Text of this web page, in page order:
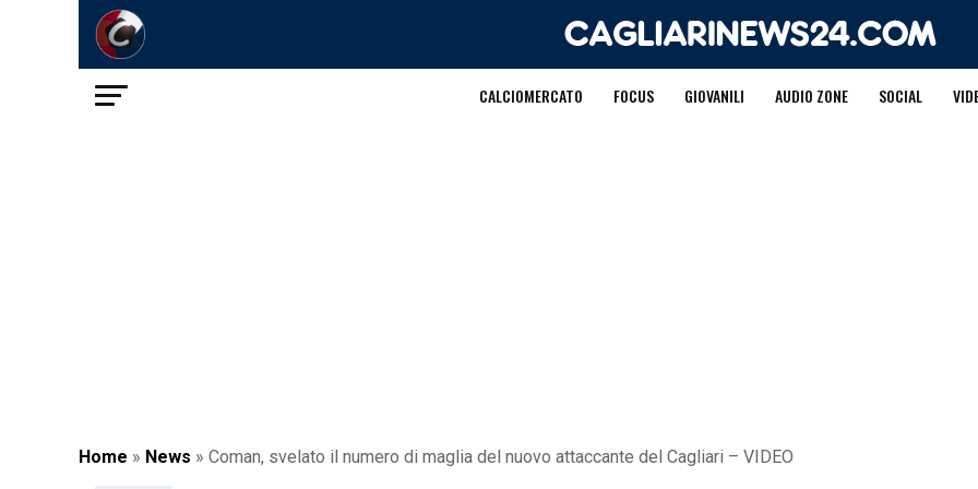
CALCIOMERCATO FOCUS GIOVANILI AUDIO ZONE SOCIAL
Home » News » Coman, svelato il numero di maglia del nuovo attaccante del Cagliari – VIDEO